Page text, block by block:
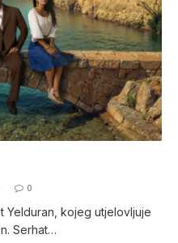
0
Yelduran, kojeg utjelovljuje
Serhat…